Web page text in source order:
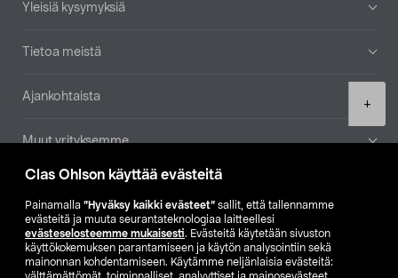
Clas Ohlson käyttää evästeitä
Painamalla ”Hyväksy kaikki evästeet” sallit, että tallennamme
evästeitä ja muuta seurantateknologiaa laitteellesi
evästeselosteemme mukaisesti. Evästeitä käytetään sivuston
käyttökokemuksen parantamiseen ja käytön analysointiin sekä
mainonnan kohdentamiseen. Käytämme neljänlaisia evästeitä:
+
Yleisiä kysymyksiä
Tietoa meistä
Ajankohtaista
Muut yrityksemme
Etsi myymälä
SE NO FI
FI SV